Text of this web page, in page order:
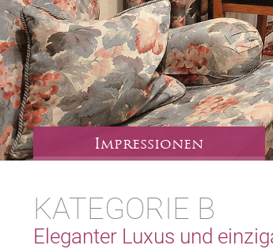
Impressionen
KATEGORIE B
Eleganter Luxus und